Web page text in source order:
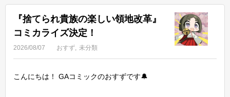
『捨てられ貴族の楽しい領地改革』
コミカライズ決定！
2026/08/07 おすず 未分類
こんにちは！ GAコミックのおすずです🔔